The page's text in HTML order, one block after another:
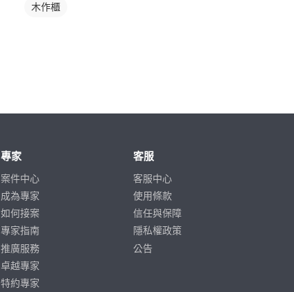
木作櫃
專家
案件中心
成為專家
如何接案
專家指南
推廣服務
卓越專家
特約專家
客服
客服中心
使用條款
信任與保障
隱私權政策
公告